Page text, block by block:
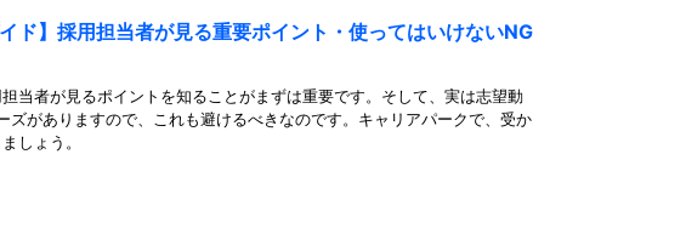
ド】採用担当者が見る重要ポイント・使ってはいけないNG
当者が見るポイントを知ることがまずは重要です。そして、実は志望動
ズがありますので、これも避けるべきなのです。キャリアパークで、受か
しょう。